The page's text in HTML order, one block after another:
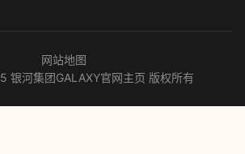
网站地图
银河集团GALAXY官网主页 版权所有